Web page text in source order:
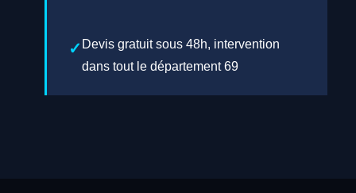
Devis gratuit sous 48h, intervention
dans tout le département 69